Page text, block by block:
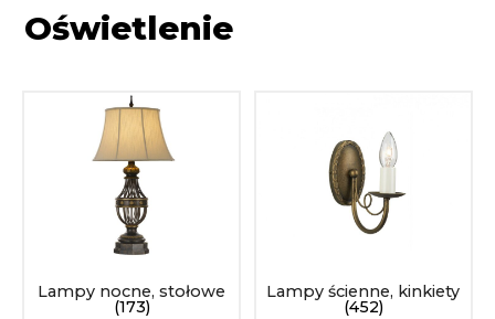
Oświetlenie
Lampy nocne, stołowe
(173)
Lampy ścienne, kinkiety
(452)